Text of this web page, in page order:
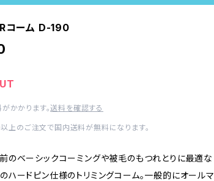
コーム D-190
かかります。送料を確認する
上のご注文で国内送料が無料になります。
のベーシックコーミングや被毛のもつれとりに最適な
ハードピン仕様のトリミングコーム。一般的にオールマ